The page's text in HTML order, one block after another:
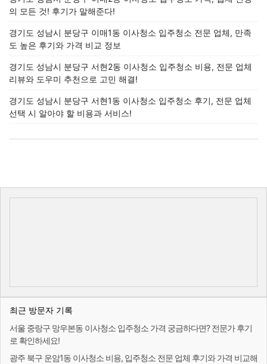
의 모든 것! 후기가 말해준다!
경기도 성남시 분당구 이매1동 이사청소 입주청소 전문 업체, 만족
도 높은 후기와 가격 비교 정보
경기도 성남시 분당구 서현2동 이사청소 입주청소 비용, 전문 업체
리뷰와 도우미 추천으로 고민 해결!
경기도 성남시 분당구 서현1동 이사청소 입주청소 후기, 전문 업체
선택 시 알아야 할 비용과 서비스!
최근 방문자 기록
서울 중랑구 망우본동 이사청소 입주청소 가격 궁금하다면? 전문가 후기
로 확인하세요!
광주 북구 운암1동 이사청소 비용, 입주청소 전문 업체 후기와 가격 비교해